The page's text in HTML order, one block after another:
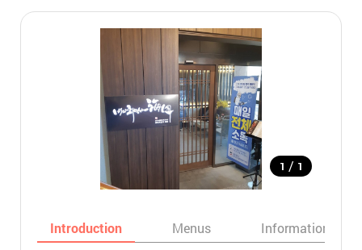
1 / 1
Introduction Menus Informations